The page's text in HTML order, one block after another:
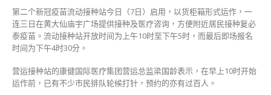
大
仙
供
打
复
必
泰〉
第二个新冠疫苗流动接种站今日（7日）启用，以货柜箱形式运作，一
连三日在黄大仙庙宇广场提供接种及医疗咨询，方便附近居民接种复必
泰疫苗。流动接种站开放时间为上午10时至下午5时，而最后即场报名
时间为下午4时30分。
营运接种站的康健国际医疗集团营运总监梁国龄表示，在早上10时开始
运作前，已有不少市民排队轮候打针，预约的亦有过百人。